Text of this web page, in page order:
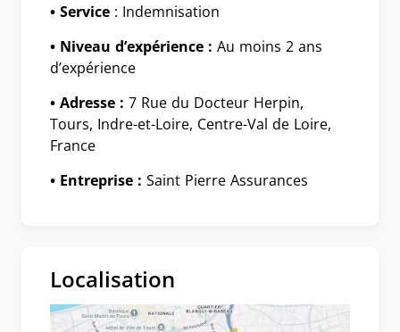
• Service : Indemnisation
• Niveau d’expérience : Au moins 2 ans
d’expérience
• Adresse : 7 Rue du Docteur Herpin,
Tours, Indre-et-Loire, Centre-Val de Loire,
France
• Entreprise : Saint Pierre Assurances
Localisation